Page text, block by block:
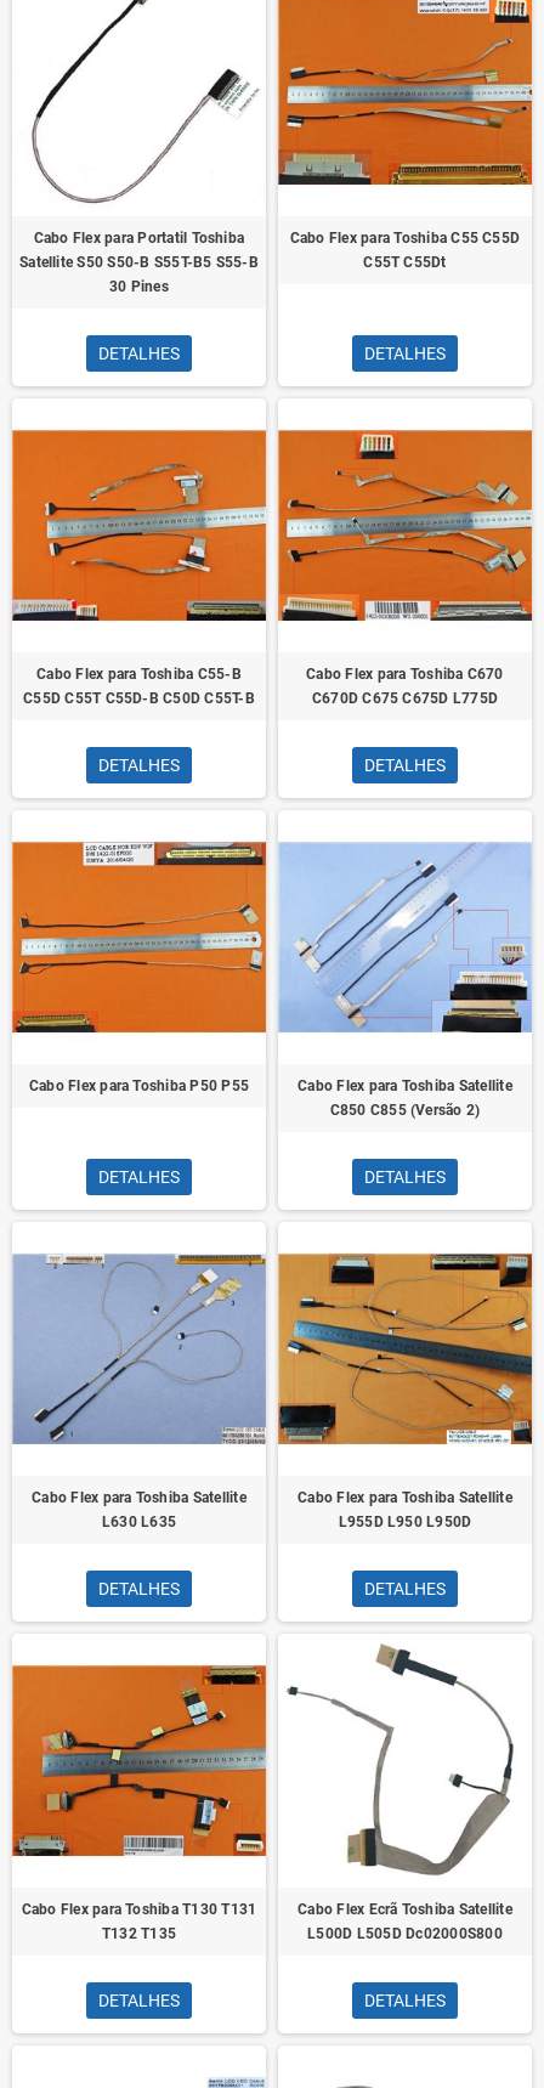
Cabo Flex para Portatil Toshiba
Satellite S50 S50-B S55T-B5 S55-B
30 Pines
DETALHES
Cabo Flex para Toshiba C55 C55D
C55T C55Dt
DETALHES
Cabo Flex para Toshiba C55-B
C55D C55T C55D-B C50D C55T-B
DETALHES
Cabo Flex para Toshiba C670
C670D C675 C675D L775D
DETALHES
Cabo Flex para Toshiba P50 P55
DETALHES
Cabo Flex para Toshiba Satellite
C850 C855 (Versão 2)
DETALHES
Cabo Flex para Toshiba Satellite
L630 L635
DETALHES
Cabo Flex para Toshiba Satellite
L955D L950 L950D
DETALHES
Cabo Flex para Toshiba T130 T131
T132 T135
DETALHES
Cabo Flex Ecrã Toshiba Satellite
L500D L505D Dc02000S800
DETALHES